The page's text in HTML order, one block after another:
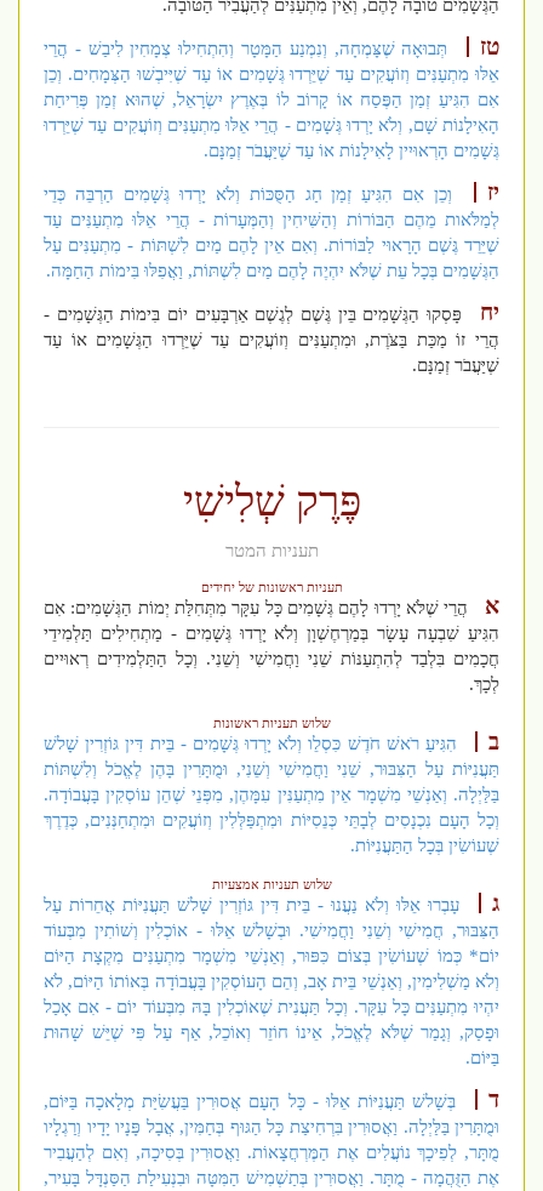
הַגְּשָׁמִים טוֹבָה לָהֶם, וְאֵין מִתְעַנִּים לְהַעֲבִיר הַטּוֹבָה.
טז
תְּבוּאָה שֶׁצָּמְחָה, וְנִמְנַע הַמָּטָר וְהִתְחִילוּ צְמָחִין לִיבַשׁ - הֲרֵי
אֵלּוּ מִתְעַנִּים וְזוֹעֲקִים עַד שֶׁיֵּרְדוּ גְּשָׁמִים אוֹ עַד שֶׁיִּיבְשׁוּ הַצְּמָחִים. וְכֵן
אִם הִגִּיעַ זְמַן הַפֶּסַח אוֹ קָרוֹב לוֹ בְּאֶרֶץ יִשְׂרָאֵל, שֶׁהוּא זְמַן פְּרִיחַת
הָאִילָנוֹת שָׁם, וְלֹא יָרְדוּ גְּשָׁמִים - הֲרֵי אֵלּוּ מִתְעַנִּים וְזוֹעֲקִים עַד שֶׁיֵּרְדוּ
גְּשָׁמִים הָרְאוּיִין לָאִילָנוֹת אוֹ עַד שֶׁיַּעֲבֹר זְמַנָּם.
יז
וְכֵן אִם הִגִּיעַ זְמַן חַג הַסֻּכּוֹת וְלֹא יָרְדוּ גְּשָׁמִים הַרְבֵּה כְּדֵי
לְמַלֹּאות מֵהֶם הַבּוֹרוֹת וְהַשִּׁיחִין וְהַמְּעָרוֹת - הֲרֵי אֵלּוּ מִתְעַנִּים עַד
שֶׁיֵּרֵד גֶּשֶׁם הָרָאוּי לַבּוֹרוֹת. וְאִם אֵין לָהֶם מַיִם לִשְׁתּוֹת - מִתְעַנִּים עַל
הַגְּשָׁמִים בְּכָל עֵת שֶׁלֹּא יִהְיֶה לָהֶם מַיִם לִשְׁתּוֹת, וַאֲפִלּוּ בִּימוֹת הַחַמָּה.
יח
פָּסְקוּ הַגְּשָׁמִים בֵּין גֶּשֶׁם לְגֶשֶׁם אַרְבָּעִים יוֹם בִּימוֹת הַגְּשָׁמִים -
הֲרֵי זוֹ מַכַּת בַּצֹּרֶת, וּמִתְעַנִּים וְזוֹעֲקִים עַד שֶׁיֵּרְדוּ הַגְּשָׁמִים אוֹ עַד
שֶׁיַּעֲבֹר זְמַנָּם.
פֶּרֶק שְׁלִישִׁי
תעניות המטר
תעניות ראשונות של יחידים
א
הֲרֵי שֶׁלֹּא יָרְדוּ לָהֶם גְּשָׁמִים כָּל עִקָּר מִתְּחִלַּת יְמוֹת הַגְּשָׁמִים: אִם
הִגִּיעַ שִׁבְעָה עָשָׂר בְּמַרְחֶשְׁוָן וְלֹא יָרְדוּ גְּשָׁמִים - מַתְחִילִים תַּלְמִידֵי
חֲכָמִים בִּלְבַד לְהִתְעַנּוֹת שֵׁנִי וַחֲמִישִׁי וְשֵׁנִי. וְכָל הַתַּלְמִידִים רְאוּיִים
לְכָךְ.
שלוש תעניות ראשונות
ב
הִגִּיעַ רֹאשׁ חֹדֶשׁ כִּסְלֵו וְלֹא יָרְדוּ גְּשָׁמִים - בֵּית דִּין גּוֹזְרִין שָׁלשׁ
תַּעֲנִיּוֹת עַל הַצִּבּוּר, שֵׁנִי וַחֲמִישִׁי וְשֵׁנִי, וּמֻתָּרִין בָּהֶן לֶאֱכֹל וְלִשְׁתּוֹת
בַּלַּיְלָה. וְאַנְשֵׁי מִשְׁמָר אֵין מִתְעַנִּין עִמָּהֶן, מִפְּנֵי שֶׁהֵן עוֹסְקִין בָּעֲבוֹדָה.
וְכָל הָעָם נִכְנָסִים לְבָתֵּי כְּנֵסִיּוֹת וּמִתְפַּלְּלִין וְזוֹעֲקִים וּמִתְחַנְּנִים, כְּדֶרֶךְ
שֶׁעוֹשִׂין בְּכָל הַתַּעֲנִיּוֹת.
שלוש תעניות אמצעיות
ג
עָבְרוּ אֵלּוּ וְלֹא נַעֲנוּ - בֵּית דִּין גּוֹזְרִין שָׁלשׁ תַּעֲנִיּוֹת אֲחֵרוֹת עַל
הַצִּבּוּר, חֲמִישִׁי וְשֵׁנִי וַחֲמִישִׁי. וּבְשָׁלשׁ אֵלּוּ - אוֹכְלִין וְשׁוֹתִין מִבְּעוֹד
יוֹם* כְּמוֹ שֶׁעוֹשִׂין בְּצוֹם כִּפּוּר, וְאַנְשֵׁי מִשְׁמָר מִתְעַנִּים מִקְצָת הַיּוֹם
וְלֹא מַשְׁלִימִין, וְאַנְשֵׁי בֵּית אָב, וְהֵם הָעוֹסְקִין בָּעֲבוֹדָה בְּאוֹתוֹ הַיּוֹם, לֹא
יִהְיוּ מִתְעַנִּים כָּל עִקָּר. וְכָל תַּעֲנִית שֶׁאוֹכְלִין בָּהּ מִבְּעוֹד יוֹם - אִם אָכַל
וּפָסַק, וְגָמַר שֶׁלֹּא לֶאֱכֹל, אֵינוֹ חוֹזֵר וְאוֹכֵל, אַף עַל פִּי שֶׁיֵּשׁ שָׁהוּת
בַּיּוֹם.
ד
בְּשָׁלשׁ תַּעֲנִיּוֹת אֵלּוּ - כָּל הָעָם אֲסוּרִין בַּעֲשִׂיַּת מְלָאכָה בַּיּוֹם,
וּמֻתָּרִין בַּלַּיְלָה. וַאֲסוּרִין בִּרְחִיצַת כָּל הַגּוּף בְּחַמִּין, אֲבָל פָּנָיו יָדָיו וְרַגְלָיו
מֻתָּר, לְפִיכָךְ נוֹעֲלִים אֶת הַמֶּרְחֲצָאוֹת. וַאֲסוּרִין בְּסִיכָה, וְאִם לְהַעֲבִיר
אֶת הַזֻּהֲמָה - מֻתָּר. וַאֲסוּרִין בְּתַשְׁמִישׁ הַמִּטָּה וּבִנְעִילַת הַסַּנְדָּל בָּעִיר,